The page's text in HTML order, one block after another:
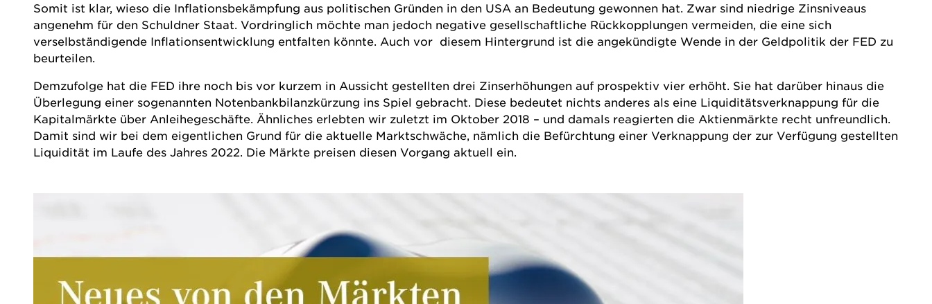
Somit ist klar, wieso die Inflationsbekämpfung aus politischen Gründen in den USA an Bedeutung gewonnen hat. Zwar sind niedrige Zinsniveaus
angenehm für den Schuldner Staat. Vordringlich möchte man jedoch negative gesellschaftliche Rückkopplungen vermeiden, die eine sich
verselbständigende Inflationsentwicklung entfalten könnte. Auch vor diesem Hintergrund ist die angekündigte Wende in der Geldpolitik der FED zu
beurteilen.
Demzufolge hat die FED ihre noch bis vor kurzem in Aussicht gestellten drei Zinserhöhungen auf prospektiv vier erhöht. Sie hat darüber hinaus die
Überlegung einer sogenannten Notenbankbilanzkürzung ins Spiel gebracht. Diese bedeutet nichts anderes als eine Liquiditätsverknappung für die
Kapitalmärkte über Anleihegeschäfte. Ähnliches erlebten wir zuletzt im Oktober 2018 – und damals reagierten die Aktienmärkte recht unfreundlich.
Damit sind wir bei dem eigentlichen Grund für die aktuelle Marktschwäche, nämlich die Befürchtung einer Verknappung der zur Verfügung gestellten
Liquidität im Laufe des Jahres 2022. Die Märkte preisen diesen Vorgang aktuell ein.